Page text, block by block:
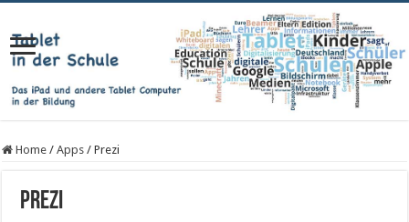
Home / Apps / Prezi
Prezi